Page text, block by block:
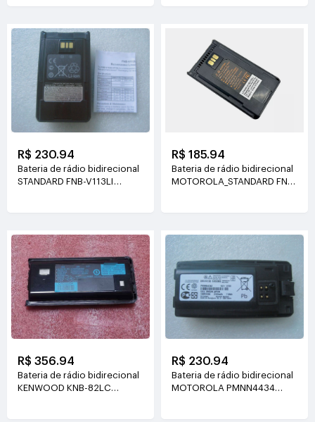
R$ 230.94
Bateria de rádio bidirecional
STANDARD FNB-V113LI
R$ 185.94
Bateria de rádio bidirecional
MOTOROLA_STANDARD FNB-
R$ 356.94
Bateria de rádio bidirecional
KENWOOD KNB-82LC
R$ 230.94
Bateria de rádio bidirecional
MOTOROLA PMNN4434